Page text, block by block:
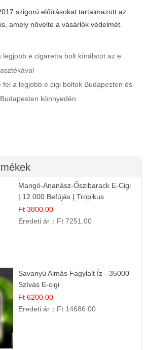
szigorú előírásokat tartalmazott az
amely növelte a vásárlók védelmét.
legjobb e cigaretta bolt kínálatot az e
fel a legjobb e cigi boltok Budapesten és
könnyedén
Mangó-Ananász-Őszibarack E-Cigi
| 12.000 Befújás | Tropikus
Gyümölcs Íz
Ft 3800.00
Eredeti ár： Ft 7251.00
Savanyú Almás Fagylalt Íz - 35000
Szívás E-cigi
Ft 6200.00
Eredeti ár： Ft 14686.00